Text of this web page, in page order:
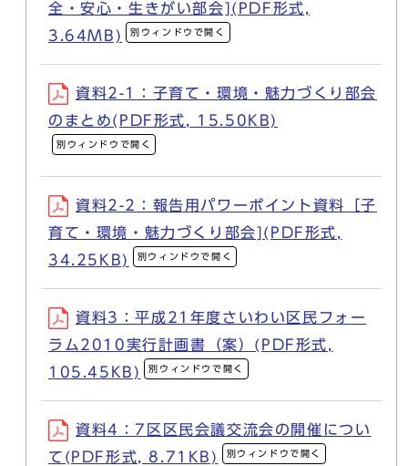
全・安心・生きがい部会](PDF形式,
3.64MB)
別ウィンドウで開く
資料2-1：子育て・環境・魅力づくり部会
のまとめ(PDF形式, 15.50KB)
別ウィンドウで開く
資料2-2：報告用パワーポイント資料［子
育て・環境・魅力づくり部会](PDF形式,
34.25KB)
別ウィンドウで開く
資料3：平成21年度さいわい区民フォー
ラム2010実行計画書（案）(PDF形式,
105.45KB)
別ウィンドウで開く
資料4：7区区民会議交流会の開催につい
て(PDF形式, 8.71KB)
別ウィンドウで開く